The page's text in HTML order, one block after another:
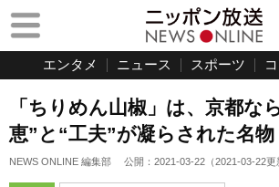
エンタメ ニュース スポーツ
「ちりめん山椒」は、京都な
恵”と“工夫”が凝らされた名
NEWS ONLINE 編集部 公開： 2021-03-22 （2021-03-22更